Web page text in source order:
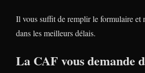
Il vous suffit de remplir le formulaire et
dans les meilleurs délais.
La CAF vous demande